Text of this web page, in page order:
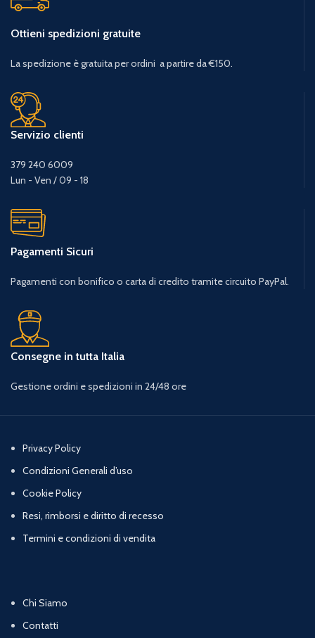
Ottieni spedizioni gratuite
La spedizione è gratuita per ordini a partire da €150.
Servizio clienti
379 240 6009
Lun - Ven / 09 - 18
Pagamenti Sicuri
Pagamenti con bonifico o carta di credito tramite circuito PayPal.
Consegne in tutta Italia
Gestione ordini e spedizioni in 24/48 ore
Privacy Policy
Condizioni Generali d’uso
Cookie Policy
Resi, rimborsi e diritto di recesso
Termini e condizioni di vendita
Chi Siamo
Contatti